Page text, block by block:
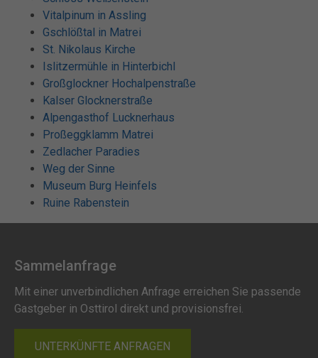
Vitalpinum in Assling
Gschlößtal in Matrei
St. Nikolaus Kirche
Islitzermühle in Hinterbichl
Großglockner Hochalpenstraße
Kalser Glocknerstraße
Alpengasthof Lucknerhaus
Proßeggklamm Matrei
Zedlacher Paradies
Weg der Sinne
Museum Burg Heinfels
Ruine Rabenstein
Sammelanfrage
Mit einer unverbindlichen Anfrage erreichen Sie passende
Gastgeber in Osttirol direkt und provisionsfrei.
UNTERKÜNFTE ANFRAGEN